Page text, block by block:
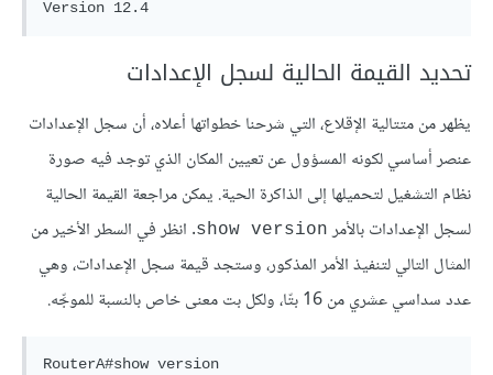
تحديد القيمة الحالية لسجل الإعدادات
يظهر من متتالية الإقلاع، التي شرحنا خطواتها أعلاه، أن سجل الإعدادات
عنصر أساسي لكونه المسؤول عن تعيين المكان الذي توجد فيه صورة
نظام التشغيل لتحميلها إلى الذاكرة الحية. يمكن مراجعة القيمة الحالية
لسجل الإعدادات بالأمر show version. انظر في السطر الأخير من
المثال التالي لتنفيذ الأمر المذكور، وستجد قيمة سجل الإعدادات، وهي
عدد سداسي عشري من 16 بتّا، ولكل بت معنى خاص بالنسبة للموجِّه.
RouterA#show version